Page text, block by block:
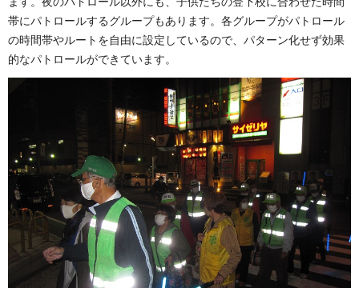
帯にパトロールするグループもあります。各グループがパトロール
の時間帯やルートを自由に設定しているので、パターン化せず効果
的なパトロールができています。